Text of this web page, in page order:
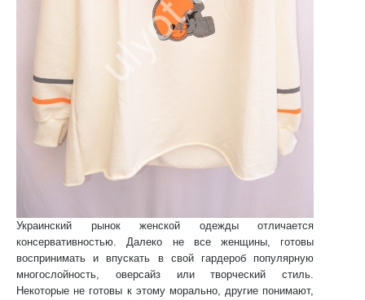
Украинский рынок женской одежды отличается
консервативностью. Далеко не все женщины, готовы
воспринимать и впускать в свой гардероб популярную
многослойность, оверсайз или творческий стиль.
Некоторые не готовы к этому морально, другие понимают,